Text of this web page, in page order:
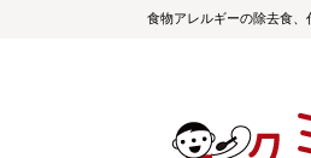
食物アレルギーの除去食、